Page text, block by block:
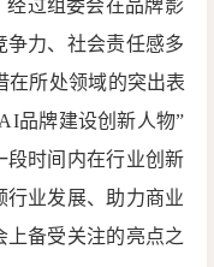
经过组委会在品牌影
争力、社会责任感多
在所处领域的突出表
品牌建设创新人物”
段时间内在行业创新
行业发展、助力商业
备受关注的亮点之